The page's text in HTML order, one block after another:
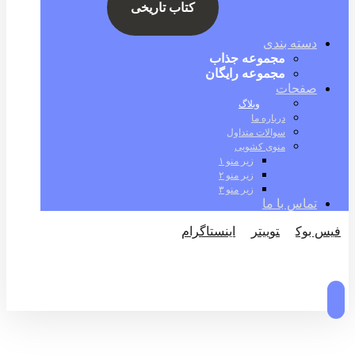
کتاب تاریخی
دسته بندی
مجموعه جذاب
مجموعه رایگان
صفحات
وبلاگ
درباره ما
سوالات متداول
منوی کشویی
زیر منو ۱
زیر منو ۲
زیر منو ۳
تماس با ما
فیس بوک توییتر
اینستاگرام